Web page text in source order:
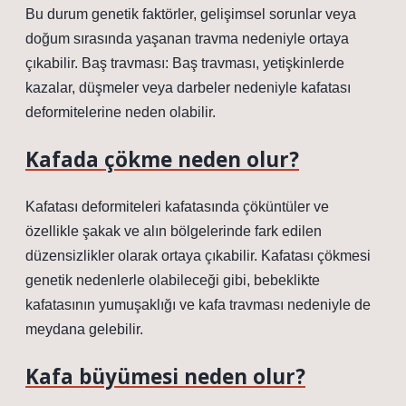
Bu durum genetik faktörler, gelişimsel sorunlar veya
doğum sırasında yaşanan travma nedeniyle ortaya
çıkabilir. Baş travması: Baş travması, yetişkinlerde
kazalar, düşmeler veya darbeler nedeniyle kafatası
deformitelerine neden olabilir.
Kafada çökme neden olur?
Kafatası deformiteleri kafatasında çöküntüler ve
özellikle şakak ve alın bölgelerinde fark edilen
düzensizlikler olarak ortaya çıkabilir. Kafatası çökmesi
genetik nedenlerle olabileceği gibi, bebeklikte
kafatasının yumuşaklığı ve kafa travması nedeniyle de
meydana gelebilir.
Kafa büyümesi neden olur?